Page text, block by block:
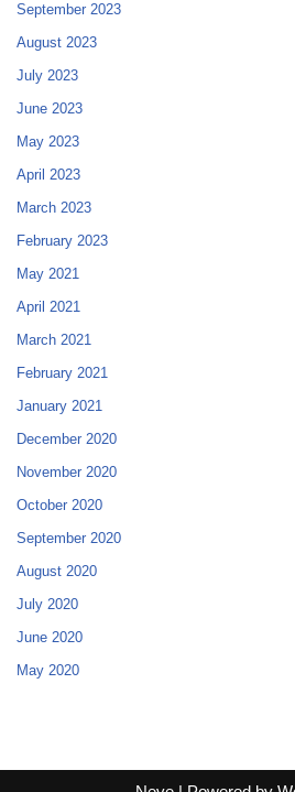
September 2023
August 2023
July 2023
June 2023
May 2023
April 2023
March 2023
February 2023
May 2021
April 2021
March 2021
February 2021
January 2021
December 2020
November 2020
October 2020
September 2020
August 2020
July 2020
June 2020
May 2020